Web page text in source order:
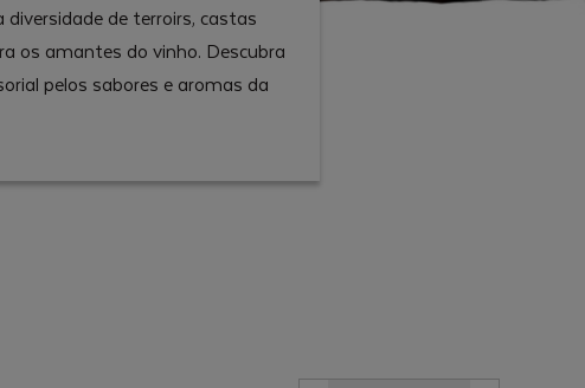
de terroirs, castas
os amantes do vinho. Descubra
pelos sabores e aromas da